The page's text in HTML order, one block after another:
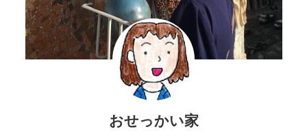
おせっかい家